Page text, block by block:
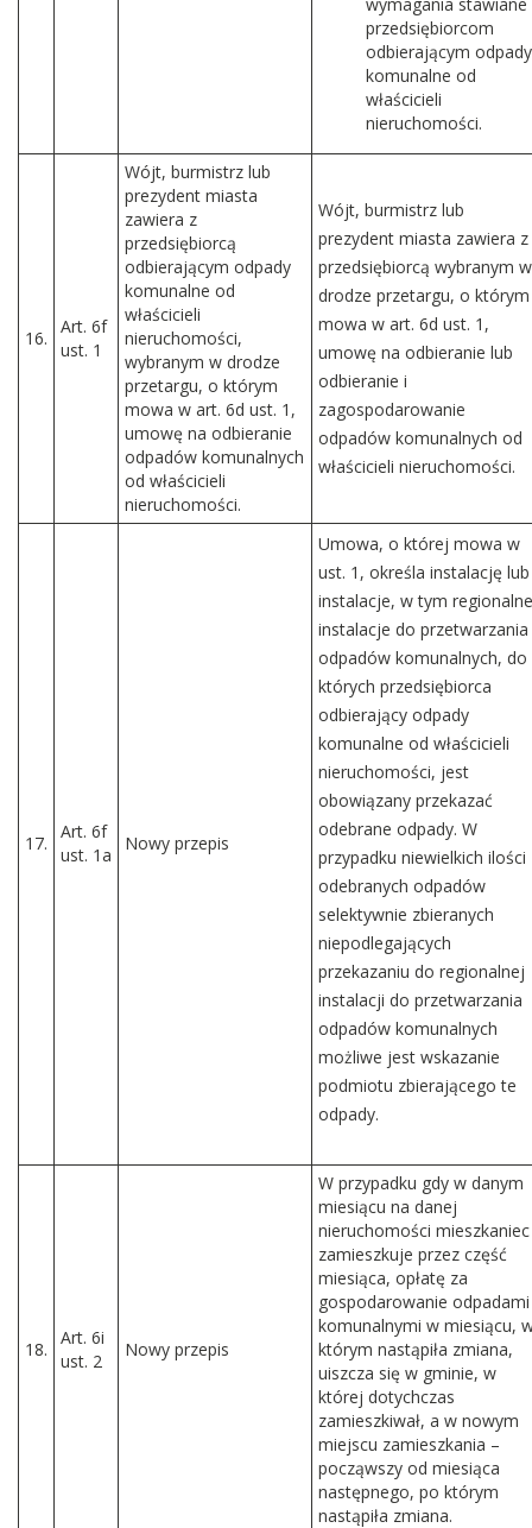
przedsiębiorcom
odbierającym odpady
komunalne od
właścicieli
nieruchomości.
16.
Art. 6f
ust. 1
Wójt, burmistrz lub
prezydent miasta
zawiera z
przedsiębiorcą
odbierającym odpady
komunalne od
właścicieli
nieruchomości,
wybranym w drodze
przetargu, o którym
mowa w art. 6d ust. 1,
umowę na odbieranie
odpadów komunalnych
od właścicieli
nieruchomości.
Wójt, burmistrz lub
prezydent miasta zawiera z
przedsiębiorcą wybranym w
drodze przetargu, o którym
mowa w art. 6d ust. 1,
umowę na odbieranie lub
odbieranie i
zagospodarowanie
odpadów komunalnych od
właścicieli nieruchomości.
17.
Art. 6f
ust. 1a
Nowy przepis
Umowa, o której mowa w
ust. 1, określa instalację lub
instalacje, w tym regionalne
instalacje do przetwarzania
odpadów komunalnych, do
których przedsiębiorca
odbierający odpady
komunalne od właścicieli
nieruchomości, jest
obowiązany przekazać
odebrane odpady. W
przypadku niewielkich ilości
odebranych odpadów
selektywnie zbieranych
niepodlegających
przekazaniu do regionalnej
instalacji do przetwarzania
odpadów komunalnych
możliwe jest wskazanie
podmiotu zbierającego te
odpady.
18.
Art. 6i
ust. 2
Nowy przepis
W przypadku gdy w danym
miesiącu na danej
nieruchomości mieszkaniec
zamieszkuje przez część
miesiąca, opłatę za
gospodarowanie odpadami
komunalnymi w miesiącu,
którym nastąpiła zmiana,
uiszcza się w gminie, w
której dotychczas
zamieszkiwał, a w nowym
miejscu zamieszkania –
począwszy od miesiąca
następnego, po którym
nastąpiła zmiana.